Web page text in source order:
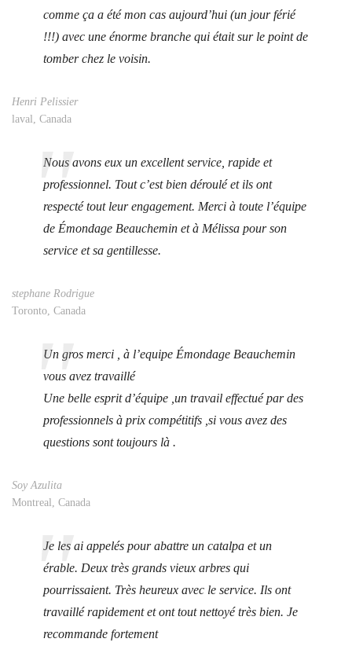
comme ça a été mon cas aujourd’hui (un jour férié
!!!) avec une énorme branche qui était sur le point de
tomber chez le voisin.
Henri Pelissier
laval, Canada
Nous avons eux un excellent service, rapide et
professionnel. Tout c’est bien déroulé et ils ont
respecté tout leur engagement. Merci à toute l’équipe
de Émondage Beauchemin et à Mélissa pour son
service et sa gentillesse.
stephane Rodrigue
Toronto, Canada
Un gros merci , à l’equipe Émondage Beauchemin
vous avez travaillé
Une belle esprit d’équipe ,un travail effectué par des
professionnels à prix compétitifs ,si vous avez des
questions sont toujours là .
Soy Azulita
Montreal, Canada
Je les ai appelés pour abattre un catalpa et un
érable. Deux très grands vieux arbres qui
pourrissaient. Très heureux avec le service. Ils ont
travaillé rapidement et ont tout nettoyé très bien. Je
recommande fortement